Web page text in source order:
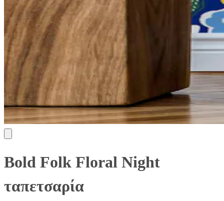
Bold Folk Floral Night
ταπετσαρία